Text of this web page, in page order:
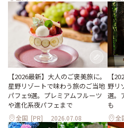
【2026最新】大人のご褒美旅に。
星野リゾートで味わう旅のご当地
パフェ9選。プレミアムフルーツ
や進化系夜パフェまで
全国 [PR] 2026.07.08
【
野リ
選。
も
全